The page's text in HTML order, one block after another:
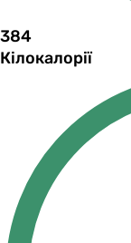
384
Кілокалорії